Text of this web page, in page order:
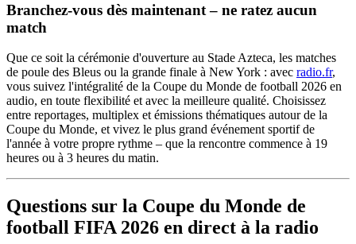
Branchez-vous dès maintenant – ne ratez aucun
match
Que ce soit la cérémonie d'ouverture au Stade Azteca, les matches
de poule des Bleus ou la grande finale à New York : avec radio.fr,
vous suivez l'intégralité de la Coupe du Monde de football 2026 en
audio, en toute flexibilité et avec la meilleure qualité. Choisissez
entre reportages, multiplex et émissions thématiques autour de la
Coupe du Monde, et vivez le plus grand événement sportif de
l'année à votre propre rythme – que la rencontre commence à 19
heures ou à 3 heures du matin.
Questions sur la Coupe du Monde de
football FIFA 2026 en direct à la radio